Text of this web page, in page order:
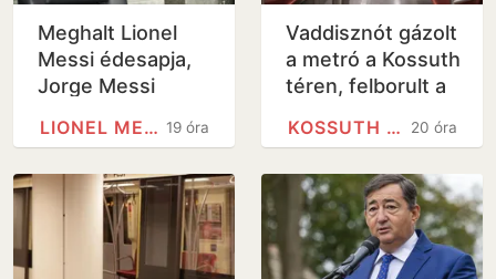
Meghalt Lionel
Messi édesapja,
Jorge Messi
19 óra
LIONEL MESSI
Vaddisznót gázolt
a metró a Kossuth
téren, felborult a
videó
20 óra
KOSSUTH TÉREN